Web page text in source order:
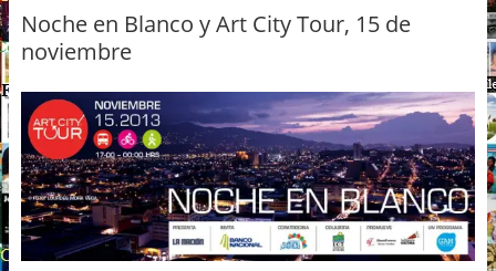
Noche en Blanco y Art City Tour, 15 de
noviembre